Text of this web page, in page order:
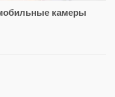
камеры